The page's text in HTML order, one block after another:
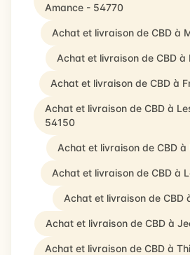
Amance - 54770
Achat et livraison de CBD à
Achat et livraison de CBD
Achat et livraison de CBD à
Achat et livraison de CBD à
54150
Achat et livraison de CBD à
Achat et livraison de CBD à
Achat et livraison de CBD
Achat et livraison de CBD à
Achat et livraison de CBD à